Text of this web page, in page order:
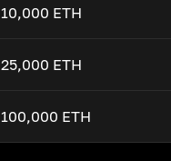
10,000 ETH
25,000 ETH
100,000 ETH